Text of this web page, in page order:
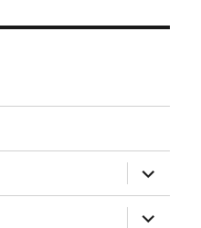
サ
ブ
メ
ニ
サ